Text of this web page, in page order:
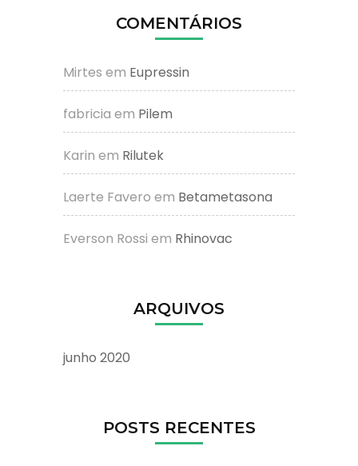
COMENTÁRIOS
Mirtes em Eupressin
fabricia em Pilem
Karin em Rilutek
Laerte Favero em Betametasona
Everson Rossi em Rhinovac
ARQUIVOS
junho 2020
POSTS RECENTES